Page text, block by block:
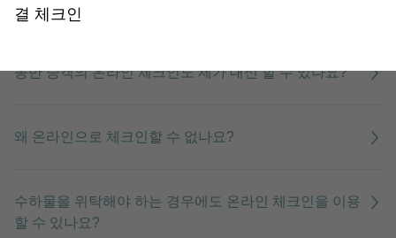
결 체크인
다른 항공사의 연결 항공편도 체크인 할 수 있나요?
동반 승객의 온라인 체크인도 제가 대신 할 수 있나요?
왜 온라인으로 체크인할 수 없나요?
수하물을 위탁해야 하는 경우에도 온라인 체크인을 이용
할 수 있나요?